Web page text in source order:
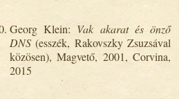
Georg Klein: Vak akarat és önző
DNS (esszék, Rakovszky Zsuzsával
közösen), Magvető, 2001, Corvina,
2015